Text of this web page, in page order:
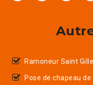
Ramoneur Saint
Pose de chapeau